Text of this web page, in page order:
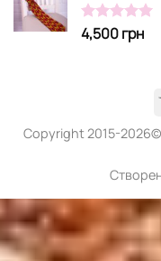
Оцінено в
з 5
4,500грн
Copyright 2015-2026©